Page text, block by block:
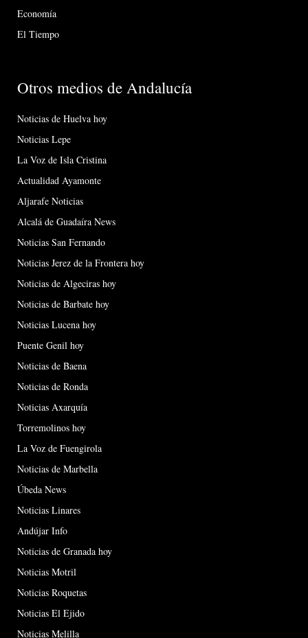
Economía
El Tiempo
Otros medios de Andalucía
Noticias de Huelva hoy
Noticias Lepe
La Voz de Isla Cristina
Actualidad Ayamonte
Aljarafe Noticias
Alcalá de Guadaíra News
Noticias San Fernando
Noticias Jerez de la Frontera hoy
Noticias de Algeciras hoy
Noticias de Barbate hoy
Noticias Lucena hoy
Puente Genil hoy
Noticias de Baena
Noticias de Ronda
Noticias Axarquía
Torremolinos hoy
La Voz de Fuengirola
Noticias de Marbella
Úbeda News
Noticias Linares
Andújar Info
Noticias de Granada hoy
Noticias Motril
Noticias Roquetas
Noticias El Ejido
Noticias Melilla